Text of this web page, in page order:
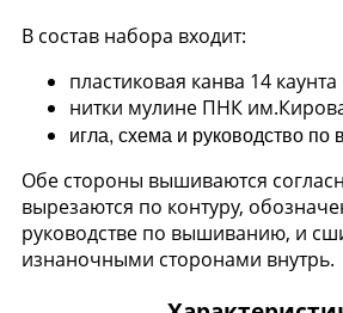
В состав набора входит:
пластиковая канва 14
нитки мулине ПНК
игла, схема и руководство
Обе стороны вышиваются
вырезаются по контуру,
руководстве по вышиванию, и
изнаночными сторонами внутрь.